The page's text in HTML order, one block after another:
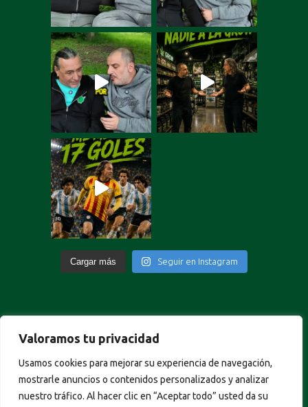
Valoramos tu privacidad
Usamos cookies para mejorar su experiencia de navegación,
mostrarle anuncios o contenidos personalizados y analizar
nuestro tráfico. Al hacer clic en “Aceptar todo” usted da su
Cargar más Seguir en Instagram
Italian
German